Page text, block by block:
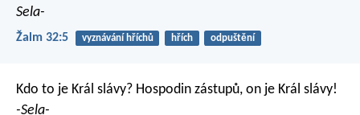
Sela-
Žalm 32:5 vyznávání hříchů hřích odpuštění
Kdo to je Král slávy? Hospodin zástupů, on je Král slávy!
-Sela-